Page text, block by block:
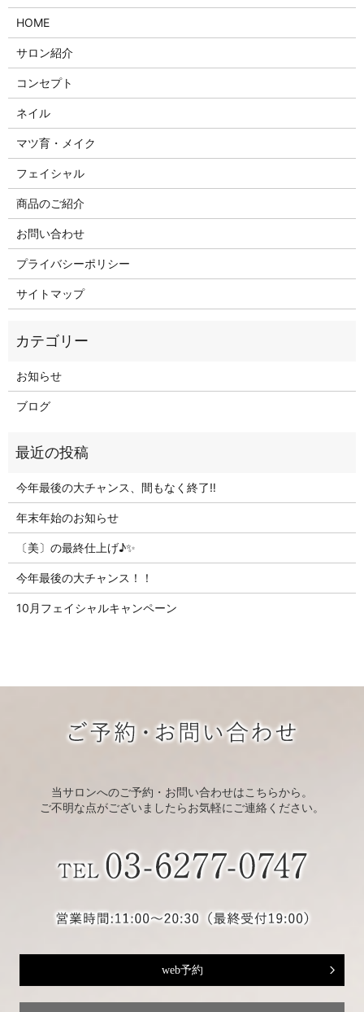
HOME
サロン紹介
コンセプト
ネイル
マツ育・メイク
フェイシャル
商品のご紹介
お問い合わせ
プライバシーポリシー
サイトマップ
お知らせ
ブログ
今年最後の大チャンス、間もなく終了‼
年末年始のお知らせ
〔美〕の最終仕上げ♪✨
今年最後の大チャンス！！
10月フェイシャルキャンペーン
当サロンへのご予約・お問い合わせはこちらから。
ご不明な点がございましたらお気軽にご連絡ください。
web予約